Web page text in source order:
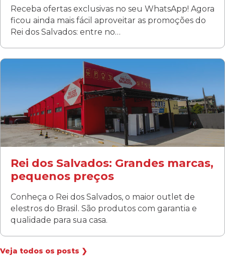
Fanny
Rua Albino Beatriz, 100 - Fanny, Curitiba –PR
Segunda a sábado: 09h00 às 19h00
Domingo: FECHADA
ÚLTIMOS DIAS DE LIQUIDAÇÃO!
(41) 3411-1754
(41) 99249-4620
Receba ofertas exclusivas no seu WhatsApp! Agora
ficou ainda mais fácil aproveitar as promoções do
Rei dos Salvados: entre no…
Rei dos Salvados: Grandes marcas,
pequenos preços
Conheça o Rei dos Salvados, o maior outlet de
elestros do Brasil. São produtos com garantia e
qualidade para sua casa.
Veja todos os posts ❯